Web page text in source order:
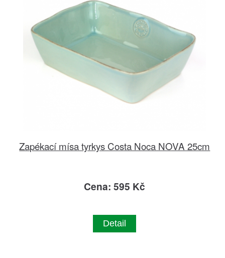
Zapékací mísa tyrkys Costa Noca NOVA 25cm
Cena: 595 Kč
Detail